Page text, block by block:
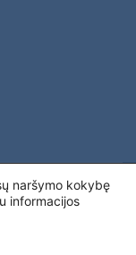
naršymo kokybę
informacijos